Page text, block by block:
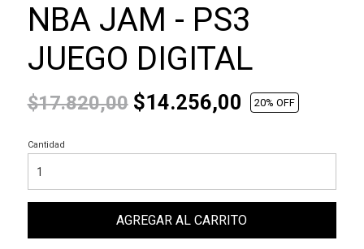
NBA JAM - PS3
JUEGO DIGITAL
$17.820,00$14.256,00 20% OFF
Cantidad
AGREGAR AL CARRITO